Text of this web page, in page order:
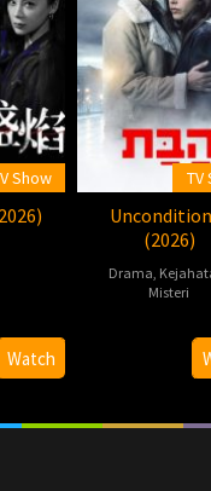
Show
Watch
TV
(2026)
Drama,
Misteri
2026-